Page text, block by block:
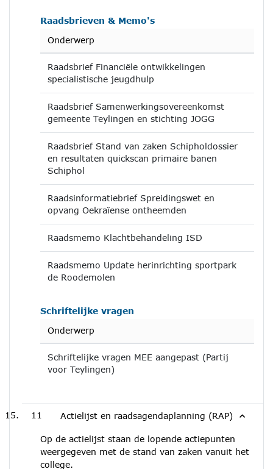
Raadsbrieven & Memo's
Onderwerp
Raadsbrief Financiële ontwikkelingen
specialistische jeugdhulp
Raadsbrief Samenwerkingsovereenkomst
gemeente Teylingen en stichting JOGG
Raadsbrief Stand van zaken Schipholdossier
en resultaten quickscan primaire banen
Schiphol
Raadsinformatiebrief Spreidingswet en
opvang Oekraïense ontheemden
Raadsmemo Klachtbehandeling ISD
Raadsmemo Update herinrichting sportpark
de Roodemolen
Schriftelijke vragen
Onderwerp
Schriftelijke vragen MEE aangepast (Partij
voor Teylingen)
11 Actielijst en raadsagendaplanning (RAP)
Op de actielijst staan de lopende actiepunten
weergegeven met de stand van zaken vanuit het
college.